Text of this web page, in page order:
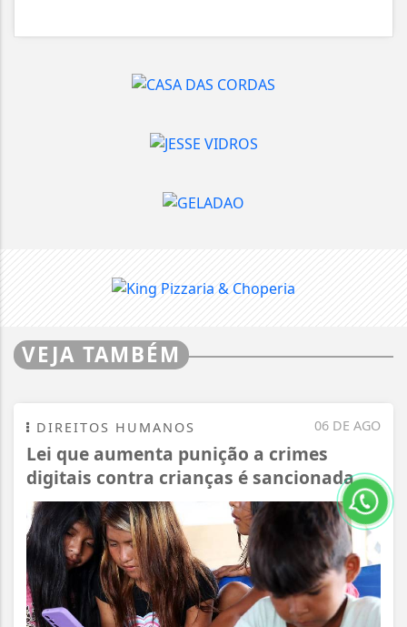
VEJA TAMBÉM
06 DE AGO
DIREITOS HUMANOS
Lei que aumenta punição a crimes
digitais contra crianças é sancionada